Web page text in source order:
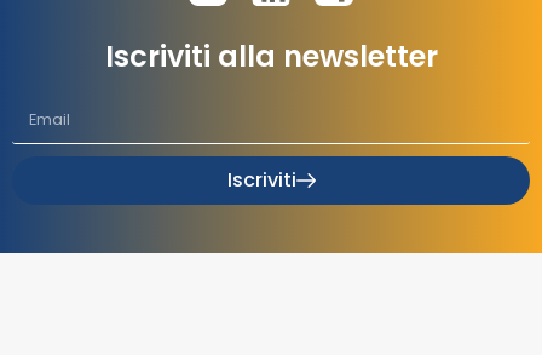
Iscriviti alla newsletter
Iscriviti